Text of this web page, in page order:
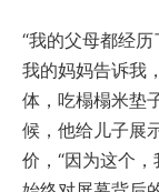
“我的父母都经历
我的妈妈告诉我
体，吃榻榻米垫
候，他给儿子展
价，“因为这个